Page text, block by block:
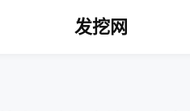
发挖网